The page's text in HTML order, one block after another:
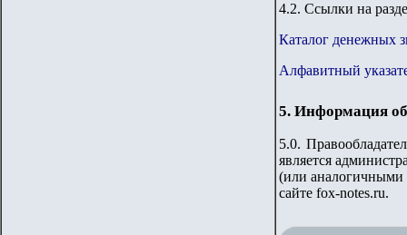
4.2. Ссылки на
Каталог денежных
Алфавитный
5. Информация
5.0.
является
(или аналогичными
сайте fox-notes.ru.